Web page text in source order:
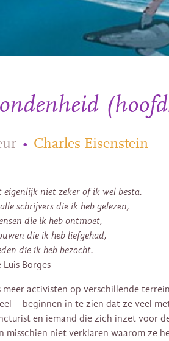
• Charles Eisenstein
eigenlijk niet zeker of ik wel besta.
schrijvers die ik heb gelezen,
die ik heb ontmoet,
die ik heb liefgehad,
die ik heb bezocht.
Luis Borges
meer activisten op verschillende
– beginnen in te zien dat ze veel
en iemand die zich inzet voor
misschien niet verklaren waarom ze